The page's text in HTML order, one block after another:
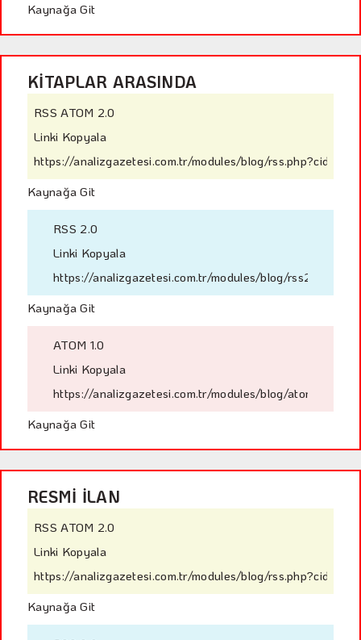
Kaynağa Git
KİTAPLAR ARASINDA
RSS ATOM 2.0
Linki Kopyala
https://analizgazetesi.com.tr/modules/blog/rss.php?cid=33
Kaynağa Git
RSS 2.0
Linki Kopyala
https://analizgazetesi.com.tr/modules/blog/
Kaynağa Git
ATOM 1.0
Linki Kopyala
https://analizgazetesi.com.tr/modules/blog/
Kaynağa Git
RESMİ İLAN
RSS ATOM 2.0
Linki Kopyala
https://analizgazetesi.com.tr/modules/blog/rss.php?cid=52
Kaynağa Git